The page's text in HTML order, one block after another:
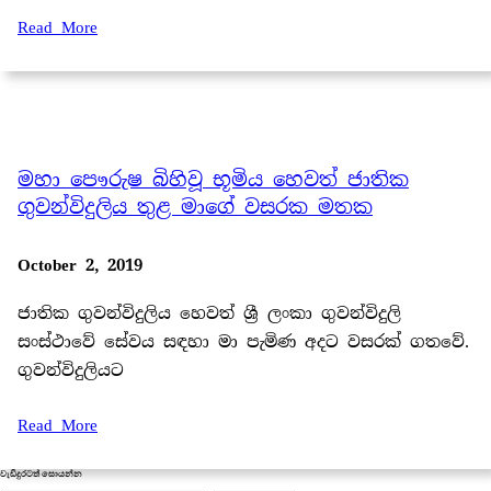
Read More
මහා පෞරුෂ බිහිවූ භූමිය හෙවත් ජාතික
ගුවන්විදුලිය තුළ මාගේ වසරක මතක
October 2, 2019
ජාතික ගුවන්විදුලිය හෙවත් ශ්‍රී ලංකා ගුවන්විදුලි
සංස්ථාවේ සේවය සඳහා මා පැමිණ අදට වසරක් ගතවේ.
ගුවන්විදුලියට
Read More
වැඩිදුරටත් සොයන්න